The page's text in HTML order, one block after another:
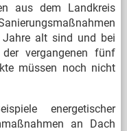
aus dem Landkreis
Jahre alt sind und bei
vergangenen fünf
müssen noch nicht
energetischer
an Dach